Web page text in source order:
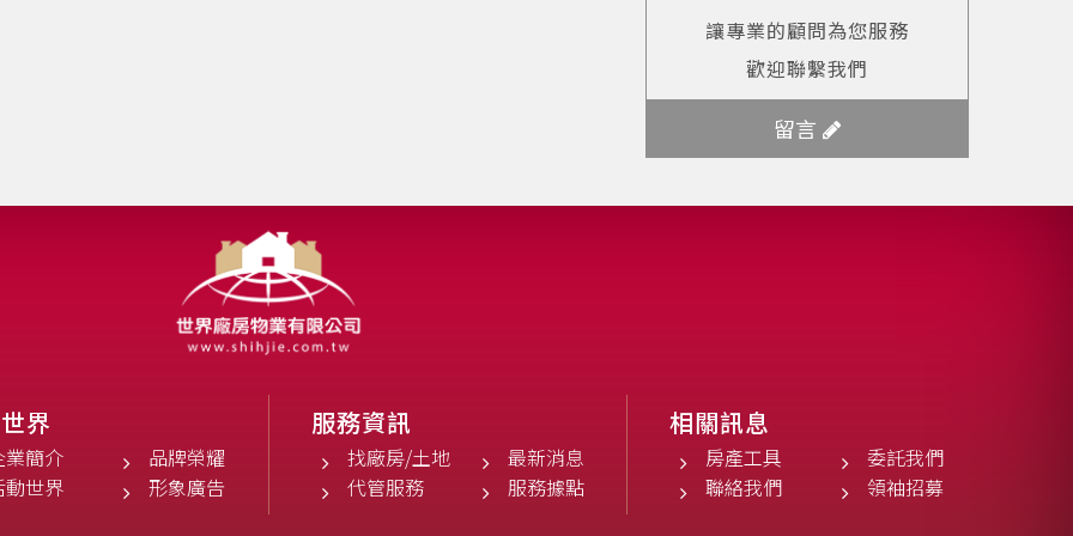
讓專業的顧問為您服務
歡迎聯繫我們
留言
界
業簡介
品牌榮耀
動世界
形象廣告
服務資訊
找廠房/土地
最新消息
代管服務
服務據點
相關訊息
房產工具
委託我們
聯絡我們
領袖招募